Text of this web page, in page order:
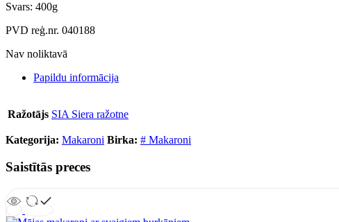
Svars: 400g
PVD reģ.nr. 040188
Nav noliktavā
Papildu informācija
Ražotājs SIA Siera ražotne
Kategorija: Makaroni Birka: # Makaroni
Saistītās preces